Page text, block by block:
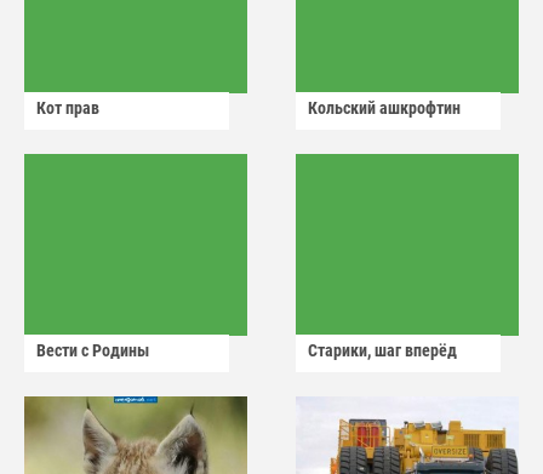
Кот прав Кольский ашкрофтин
Вести с Родины Старики, шаг вперёд